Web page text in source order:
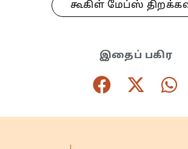
கூகிள் மேப்ஸ்
இதைப் பகிர